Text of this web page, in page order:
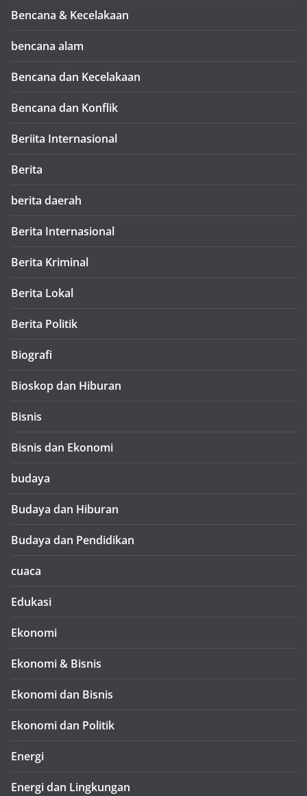
Bencana & Kecelakaan
bencana alam
Bencana dan Kecelakaan
Bencana dan Konflik
Beriita Internasional
Berita
berita daerah
Berita Internasional
Berita Kriminal
Berita Lokal
Berita Politik
Biografi
Bioskop dan Hiburan
Bisnis
Bisnis dan Ekonomi
budaya
Budaya dan Hiburan
Budaya dan Pendidikan
cuaca
Edukasi
Ekonomi
Ekonomi & Bisnis
Ekonomi dan Bisnis
Ekonomi dan Politik
Energi
Energi dan Lingkungan